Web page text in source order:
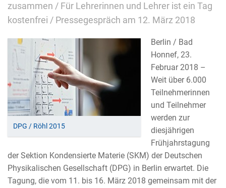
zusammen / Für Lehrerinnen und Lehrer ist ein Tag
kostenfrei / Pressegespräch am 12. März 2018
DPG / Röhl 2015
Berlin / Bad
Honnef, 23.
Februar 2018 –
Weit über 6.000
Teilnehmerinnen
und Teilnehmer
werden zur
diesjährigen
Frühjahrstagung
der Sektion Kondensierte Materie (SKM) der Deutschen
Physikalischen Gesellschaft (DPG) in Berlin erwartet. Die
Tagung, die vom 11. bis 16. März 2018 gemeinsam mit der